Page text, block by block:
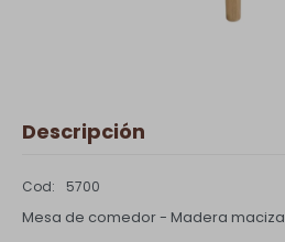
Descripción
5700
Mesa de comedor - Madera maciza